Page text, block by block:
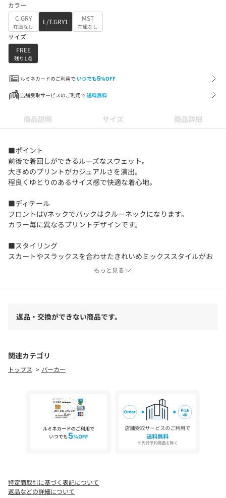
カラー
C.GRY
在庫なし
L/T.GRY1 MST
在庫なし
サイズ
FREE
残り1点
ルミネカードのご利用で いつでも5%OFF
店舗受取サービスのご利用で 送料無料
商品説明 サイズ 商品詳細
■ポイント
前後で着回しができるルーズなスウェット。
大きめのプリントがカジュアルさを演出。
程良くゆとりのあるサイズ感で快適な着心地。
■ディテール
フロントはVネックでバックはクルーネックになります。
カラー毎に異なるプリントデザインです。
■スタイリング
スカートやスラックスを合わせたきれいめミックススタイルがお
T/C（綿×ポリエステル）の生地にすることで軽くて丈夫な生地の
す。
プリント箇所は湿った状態で重ねて放置すると色移りの原因とな
りますので注意してください。
■伸縮性：ややあり
■光沢感：なし
※画像の商品は光の照射や角度、お使いのモニター環境により、
実物と色味が異なる場合がございます。
もっと見る
返品・交換ができない商品です。
関連カテゴリ
トップス パーカー
特定商取引に基づく表記について
返品などの詳細について